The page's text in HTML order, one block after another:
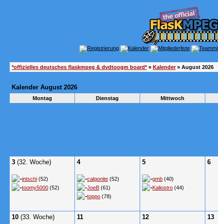
*offizielles deutsches flaskmpeg & dvdtoogm board*» Kalender» August 2026
Kalender August 2026
Montag Dienstag Mittwoch
3 (32. Woche)
intschi (52)
toomy5000 (52)
4
calgonite (52)
JoeB (61)
toppo (78)
5
gmb (40)
Kaliostro (44)
6
10 (33. Woche) 11 12 13